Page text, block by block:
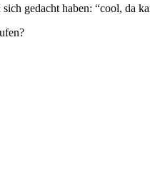
gedacht haben: “cool, da